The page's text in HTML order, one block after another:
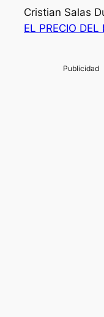
Cristian Salas
EL PRECIO DEL